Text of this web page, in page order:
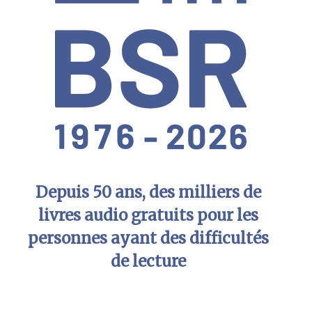
Depuis 50 ans, des milliers de
livres audio gratuits pour les
personnes ayant des difficultés
de lecture